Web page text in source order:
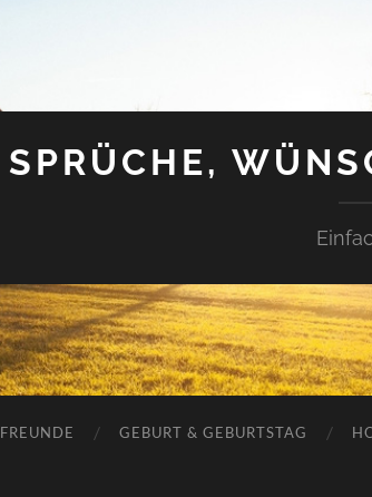
SPRÜCHE,
FREUNDE GEBURT & GEBURTSTAG